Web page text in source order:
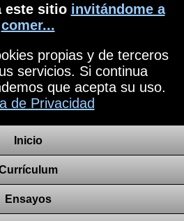
este sitio invitándome a
comer...
propias y de terceros
servicios. Si continua
que acepta su uso.
de Privacidad
Inicio
Ensayos